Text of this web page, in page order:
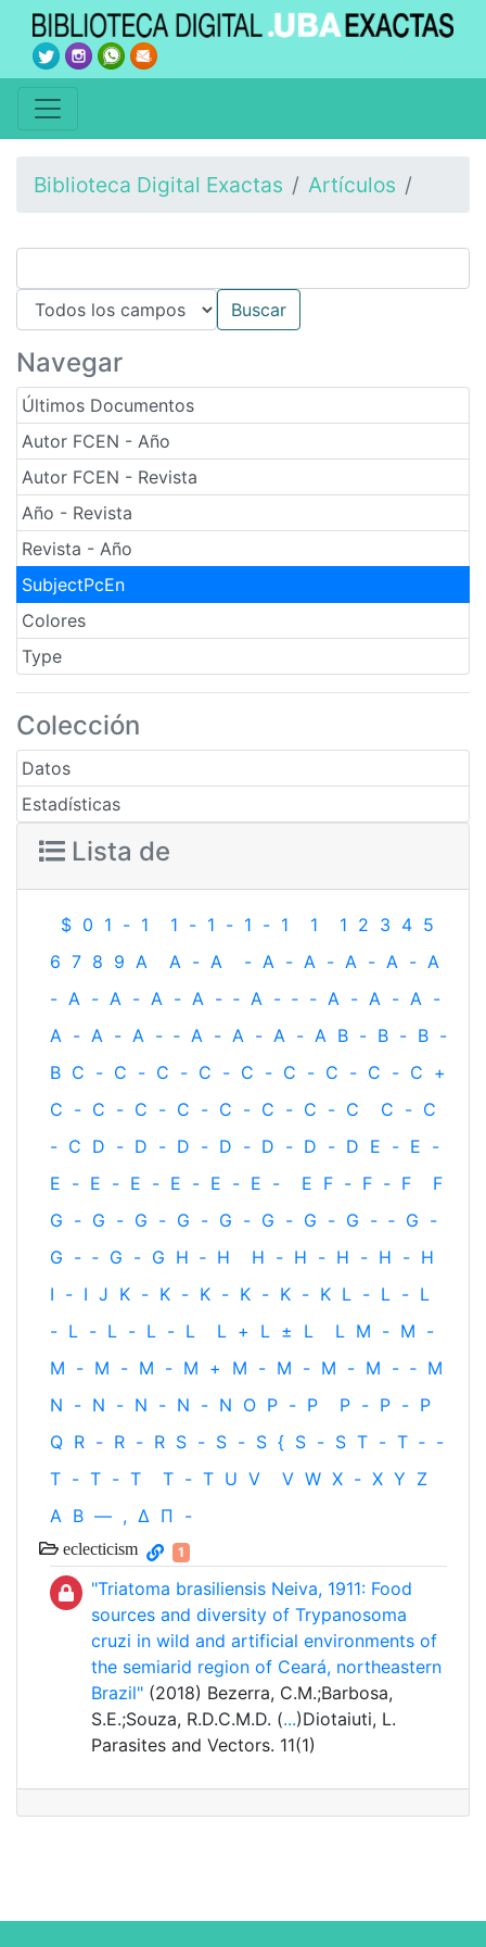
Biblioteca Digital Exactas Artículos
Navegar
Últimos Documentos
Autor FCEN - Año
Autor FCEN - Revista
Año - Revista
Revista - Año
SubjectPcEn
Colores
Type
Colección
Datos
Estadísticas
Lista de
$ 0 1 - 1 1 - 1 - 1 - 1 1 1 2 3 4 5
6 7 8 9 A A - A - A - A - A - A - A
- A - A - A - A - ‐ A - ‐ - A - A - A -
A - A - A - ‐ A - A - A - A B - B - B -
B C - C - C - C - C - C - C - C - C +
C - C - C - C - C - C - C - C C - C
- C D - D - D - D - D - D - D E - E -
E - E - E - E - E - E - E F - F - F
F
G - G - G - G - G - G - G - G - ‐ G -
G - ‐ G - G H ‐ H H - H - H - H - H
I - I J K - K - K - K - K - K L - L - L
- L - L - L - L L + L ± L L M - M -
M - M - M - M + M - M - M - M - ‐ M
N - N - N - N - N O P - P P - P - P
Q R - R - R S - S - S { S - S T - T ‐ -
T - T - T T - T U V V W X - X Y Z
Α Β — , Δ Π -
eclecticism 1
"Triatoma brasiliensis Neiva, 1911: Food
sources and diversity of Trypanosoma
cruzi in wild and artificial environments of
the semiarid region of Ceará, northeastern
Brazil" (2018) Bezerra, C.M.;Barbosa,
S.E.;Souza, R.D.C.M.D. (...)Diotaiuti, L.
Parasites and Vectors. 11(1)